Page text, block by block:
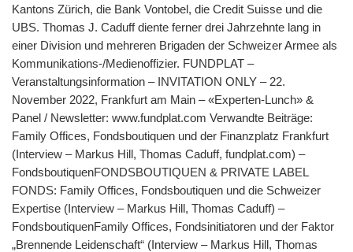
Kantons Zürich, die Bank Vontobel, die Credit Suisse und die
UBS. Thomas J. Caduff diente ferner drei Jahrzehnte lang in
einer Division und mehreren Brigaden der Schweizer Armee als
Kommunikations-/​Medienoffizier. FUNDPLAT –
Veranstaltungsinformation – INVITATION ONLY – 22.
November 2022, Frankfurt am Main – «Experten-Lunch» &
Panel / Newsletter: www.fundplat.com Verwandte Beiträge:
Family Offices, Fonds­boutiquen und der Finanz­platz Frankfurt
(Interview – Markus Hill, Thomas Caduff, fundplat.com) –
FondsboutiquenFONDSBOUTIQUEN & PRIVATE LABEL
FONDS: Family Offices, Fonds­boutiquen und die Schweizer
Expertise (Interview – Markus Hill, Thomas Caduff) –
FondsboutiquenFamily Offices, Fonds­initia­toren und der Faktor
„Brennende Leiden­schaft“ (Interview – Markus Hill, Thomas